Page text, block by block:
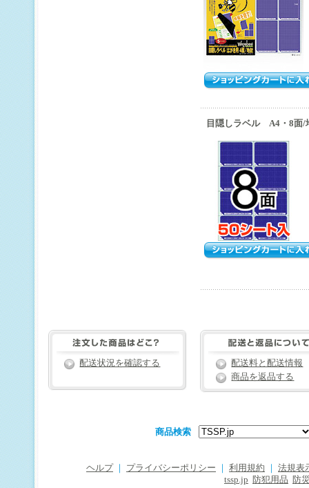
目隠しラベル A4・8面
配送状況を確認する
配送料と配送情報
商品を返品する
商品検索
ヘルプ プライバシーポリシー 利用規約
法規表
tssp.jp
防犯用品 防